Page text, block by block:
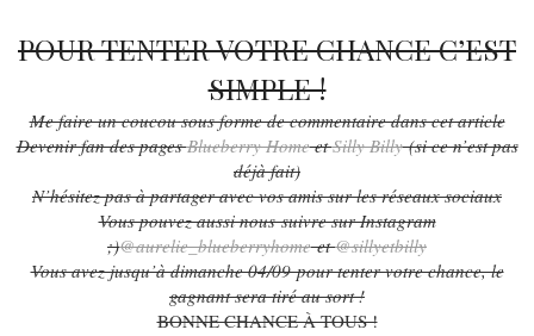
POUR TENTER VOTRE CHANCE C’EST
SIMPLE !
Me faire un coucou sous forme de commentaire dans cet article
Devenir fan des pagesBlueberry HomeetSilly Billy(si ce n’est pas
déjà fait)
N’hésitez pas à partager avec vos amis sur les réseaux sociaux
Vous pouvez aussi nous suivre sur Instagram
;)@aurelie_blueberryhomeet@sillyetbilly
Vous avez jusqu’à dimanche 04/09 pour tenter votre chance, le
gagnant sera tiré au sort !
BONNE CHANCE À TOUS !